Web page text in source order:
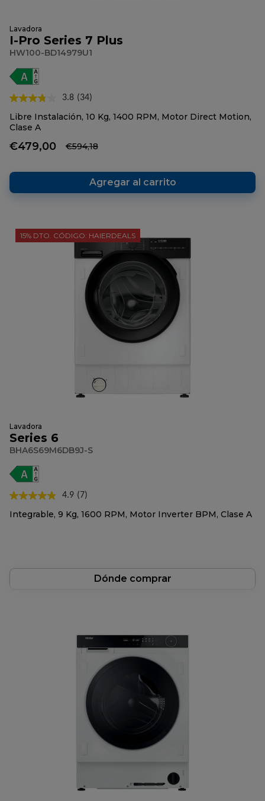
Lavadora
I-Pro Series 7 Plus
HW100-BD14979U1
3.8 Lea
34
reseñas.
la
(34)
Libre Instalación, 10 Kg, 1400 RPM, Motor Direct Motion,
Clase A
€479,00 €594,18
Agregar al carrito
15% DTO. CÓDIGO: HAIERDEALS
Lavadora
Series 6
BHA6S69M6DB9J-S
4.9 Lea
7
reseñas.
página.
(7)
Integrable, 9 Kg, 1600 RPM, Motor Inverter BPM, Clase A
Dónde comprar